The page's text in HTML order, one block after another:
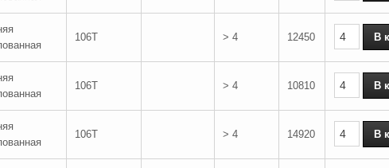
106T > 4 12450
106T > 4 10810
106T > 4 14920